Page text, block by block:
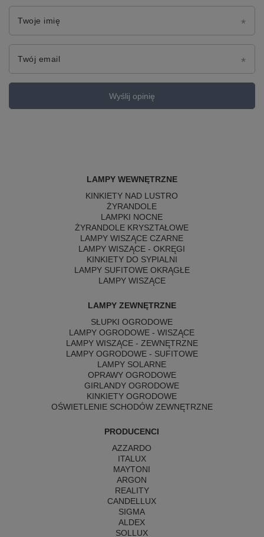
Twoje imię
Twój email
Wyślij opinię
LAMPY WEWNĘTRZNE
KINKIETY NAD LUSTRO
ŻYRANDOLE
LAMPKI NOCNE
ŻYRANDOLE KRYSZTAŁOWE
LAMPY WISZĄCE CZARNE
LAMPY WISZĄCE - OKRĘGI
KINKIETY DO SYPIALNI
LAMPY SUFITOWE OKRĄGŁE
LAMPY WISZĄCE
LAMPY ZEWNĘTRZNE
SŁUPKI OGRODOWE
LAMPY OGRODOWE - WISZĄCE
LAMPY WISZĄCE - ZEWNĘTRZNE
LAMPY OGRODOWE - SUFITOWE
LAMPY SOLARNE
OPRAWY OGRODOWE
GIRLANDY OGRODOWE
KINKIETY OGRODOWE
OŚWIETLENIE SCHODÓW ZEWNĘTRZNE
PRODUCENCI
AZZARDO
ITALUX
MAYTONI
ARGON
REALITY
CANDELLUX
SIGMA
ALDEX
SOLLUX